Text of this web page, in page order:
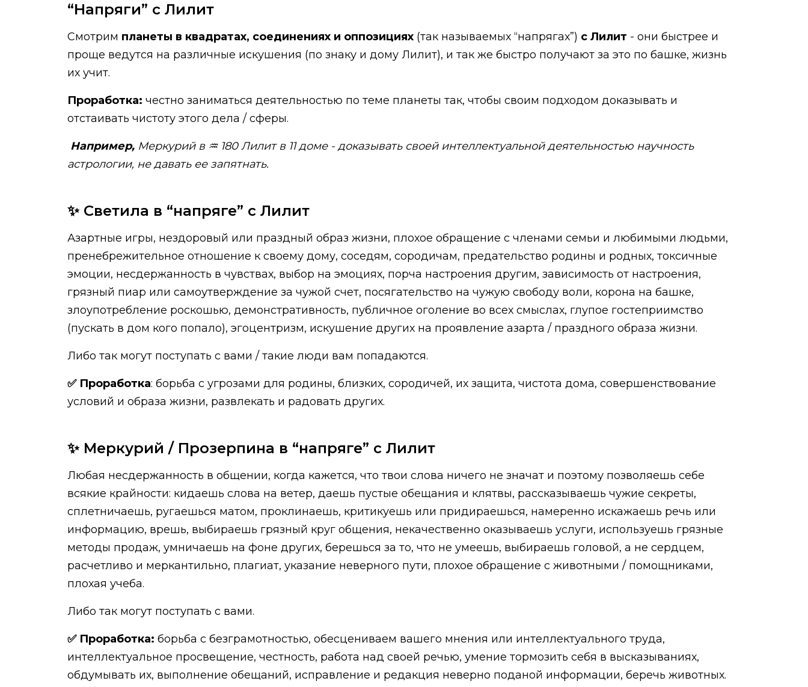
“Напряги” с Лилит
Смотрим планеты в квадратах, соединениях и оппозициях (так называемых “напрягах”) с Лилит - они быстрее и
проще ведутся на различные искушения (по знаку и дому Лилит), и так же быстро получают за это по башке, жизнь
их учит.
Проработка: честно заниматься деятельностью по теме планеты так, чтобы своим подходом доказывать и
отстаивать чистоту этого дела / сферы.
Например, Меркурий в ♒️ 180 Лилит в 11 доме - доказывать своей интеллектуальной деятельностью научность
астрологии, не давать ее запятнать.
✨ Светила в “напряге” с Лилит
Азартные игры, нездоровый или праздный образ жизни, плохое обращение с членами семьи и любимыми людьми,
пренебрежительное отношение к своему дому, соседям, сородичам, предательство родины и родных, токсичные
эмоции, несдержанность в чувствах, выбор на эмоциях, порча настроения другим, зависимость от настроения,
грязный пиар или самоутверждение за чужой счет, посягательство на чужую свободу воли, корона на башке,
злоупотребление роскошью, демонстративность, публичное оголение во всех смыслах, глупое гостеприимство
(пускать в дом кого попало), эгоцентризм, искушение других на проявление азарта / праздного образа жизни.
Либо так могут поступать с вами / такие люди вам попадаются.
✅ Проработка: борьба с угрозами для родины, близких, сородичей, их защита, чистота дома, совершенствование
условий и образа жизни, развлекать и радовать других.
✨ Меркурий / Прозерпина в “напряге” с Лилит
Любая несдержанность в общении, когда кажется, что твои слова ничего не значат и поэтому позволяешь себе
всякие крайности: кидаешь слова на ветер, даешь пустые обещания и клятвы, рассказываешь чужие секреты,
сплетничаешь, ругаешься матом, проклинаешь, критикуешь или придираешься, намеренно искажаешь речь или
информацию, врешь, выбираешь грязный круг общения, некачественно оказываешь услуги, используешь грязные
методы продаж, умничаешь на фоне других, берешься за то, что не умеешь, выбираешь головой, а не сердцем,
расчетливо и меркантильно, плагиат, указание неверного пути, плохое обращение с животными / помощниками,
плохая учеба.
Либо так могут поступать с вами.
✅ Проработка: борьба с безграмотностью, обесцениваем вашего мнения или интеллектуального труда,
интеллектуальное просвещение, честность, работа над своей речью, умение тормозить себя в высказываниях,
обдумывать их, выполнение обещаний, исправление и редакция неверно поданой информации, беречь животных.